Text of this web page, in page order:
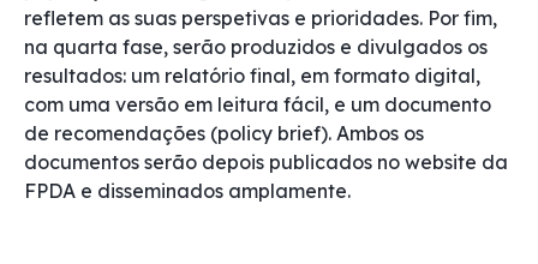
refletem as suas perspetivas e prioridades. Por fim,
na quarta fase, serão produzidos e divulgados os
resultados: um relatório final, em formato digital,
com uma versão em leitura fácil, e um documento
de recomendações (policy brief). Ambos os
documentos serão depois publicados no website da
FPDA e disseminados amplamente.